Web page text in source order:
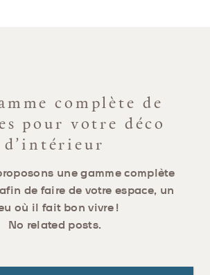
complète de
pour votre déco
d’intérieur
une gamme complète
de faire de votre espace, un
où il fait bon vivre !
No related posts.